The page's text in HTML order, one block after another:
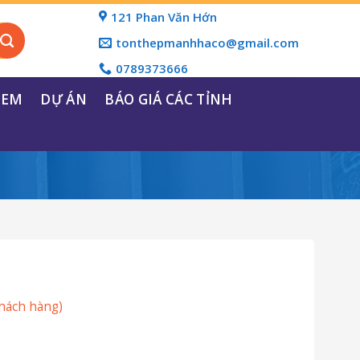
121 Phan Văn Hớn
tonthepmanhhaco@gmail.com
0789373666
DỰ ÁN
BÁO GIÁ CÁC TỈNH
hàng)